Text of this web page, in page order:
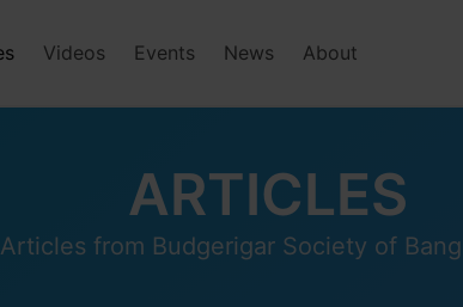
Videos Events News About
ARTICLES
Articles from Budgerigar Society of